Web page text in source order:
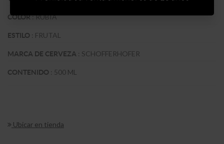
COLOR:RUBIA
ESTILO : FRUTAL
MARCA DE CERVEZA : SCHOFFERHOFER
CONTENIDO : 500 ML
Ubicar en tienda